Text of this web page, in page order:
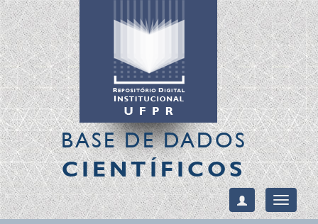
BASE DE DADOS
CIENTÍFICOS
Toggle